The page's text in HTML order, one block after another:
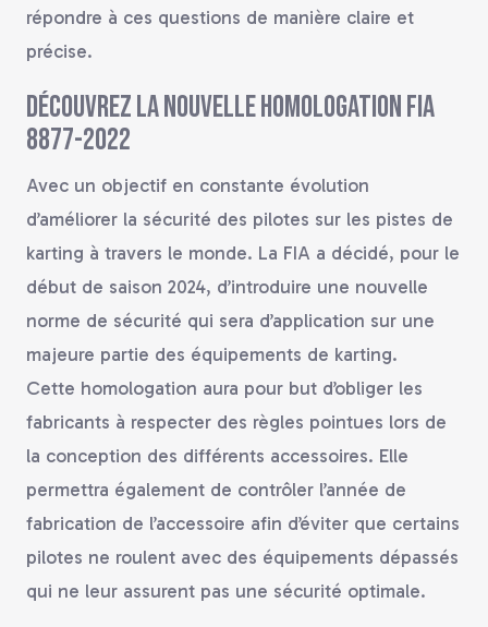
répondre à ces questions de manière claire et
précise.
Découvrez la nouvelle homologation FIA
8877-2022
Avec un objectif en constante évolution
d’améliorer la sécurité des pilotes sur les pistes de
karting à travers le monde. La FIA a décidé, pour le
début de saison 2024, d’introduire une nouvelle
norme de sécurité qui sera d’application sur une
majeure partie des équipements de karting.
Cette homologation aura pour but d’obliger les
fabricants à respecter des règles pointues lors de
la conception des différents accessoires. Elle
permettra également de contrôler l’année de
fabrication de l’accessoire afin d’éviter que certains
pilotes ne roulent avec des équipements dépassés
qui ne leur assurent pas une sécurité optimale.